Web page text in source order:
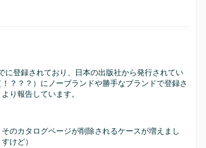
登録されており、日本の出版社から発行されてい
？？？）にノーブランドや勝手なブランドで登録さ
り報告しています。
のカタログページが削除されるケースが増えまし
けど）